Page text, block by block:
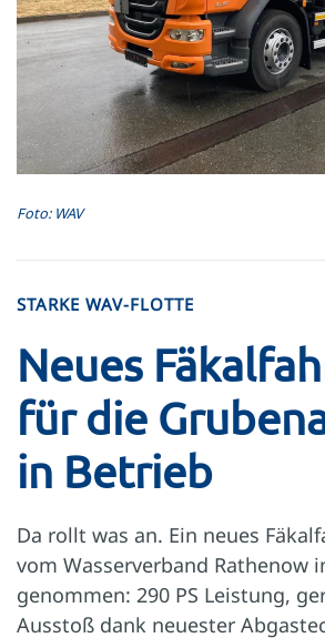
Foto: WAV
STARKE WAV-FLOTTE
Neues
für die
in Betrieb
Da rollt was an. Ein neues
vom Wasserverband Rathenow
genommen: 290 PS Leistung,
Ausstoß dank neuester